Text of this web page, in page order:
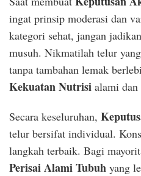
ingat prinsip moderasi dan
kategori sehat, jangan
musuh. Nikmatilah telur
tanpa tambahan lemak
Kekuatan Nutrisi alami
Secara keseluruhan,
telur bersifat individual.
langkah terbaik. Bagi
Perisai Alami Tubuh yang